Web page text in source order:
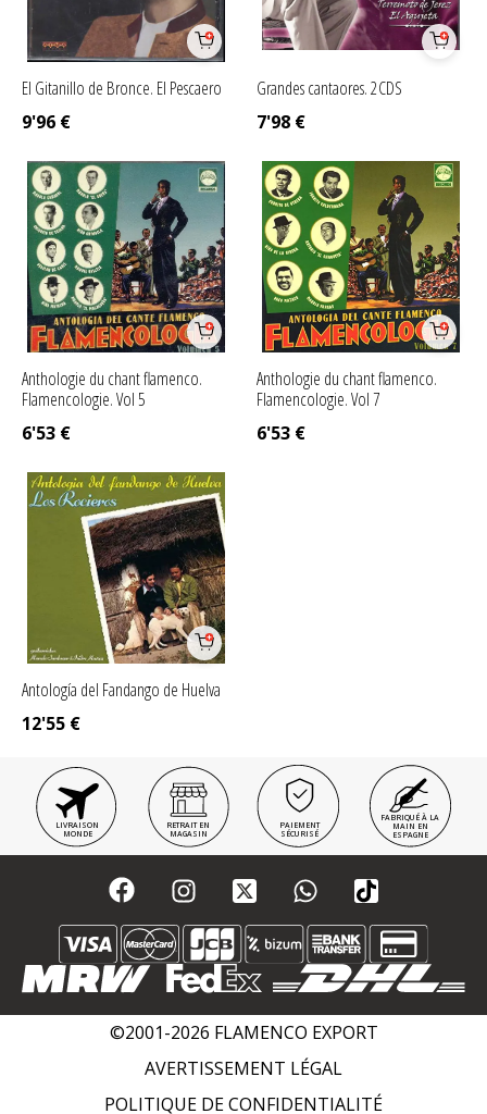
El Gitanillo de Bronce. El Pescaero
9'96 €
Grandes cantaores. 2CDS
7'98 €
Anthologie du chant flamenco.
Flamencologie. Vol 5
6'53 €
Anthologie du chant flamenco.
Flamencologie. Vol 7
6'53 €
Antología del Fandango de Huelva
12'55 €
LIVRAISON
MONDE
RETRAIT EN
MAGASIN
PAIEMENT
SÉCURISÉ
FABRIQUÉ À LA
MAIN EN
ESPAGNE
©2001-2026 FLAMENCO EXPORT
AVERTISSEMENT LÉGAL
POLITIQUE DE CONFIDENTIALITÉ